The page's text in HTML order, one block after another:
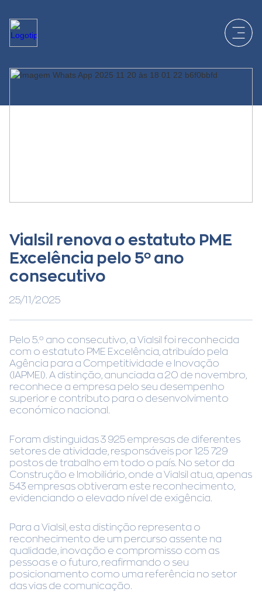
Vialsil renova o estatuto PME
Excelência pelo 5º ano
consecutivo
25/11/2025
Pelo 5.º ano consecutivo, a Vialsil foi reconhecida
com o estatuto PME Excelência, atribuído pela
Agência para a Competitividade e Inovação
(IAPMEI). A distinção, anunciada a 20 de novembro,
reconhece a empresa pelo seu desempenho
superior e contributo para o desenvolvimento
económico nacional.
Foram distinguidas 3 925 empresas de diferentes
setores de atividade, responsáveis por 125 729
postos de trabalho em todo o país. No setor da
Construção e Imobiliário, onde a Vialsil atua, apenas
543 empresas obtiveram este reconhecimento,
evidenciando o elevado nível de exigência.
Para a Vialsil, esta distinção representa o
reconhecimento de um percurso assente na
qualidade, inovação e compromisso com as
pessoas e o futuro, reafirmando o seu
posicionamento como uma referência no setor
das vias de comunicação.